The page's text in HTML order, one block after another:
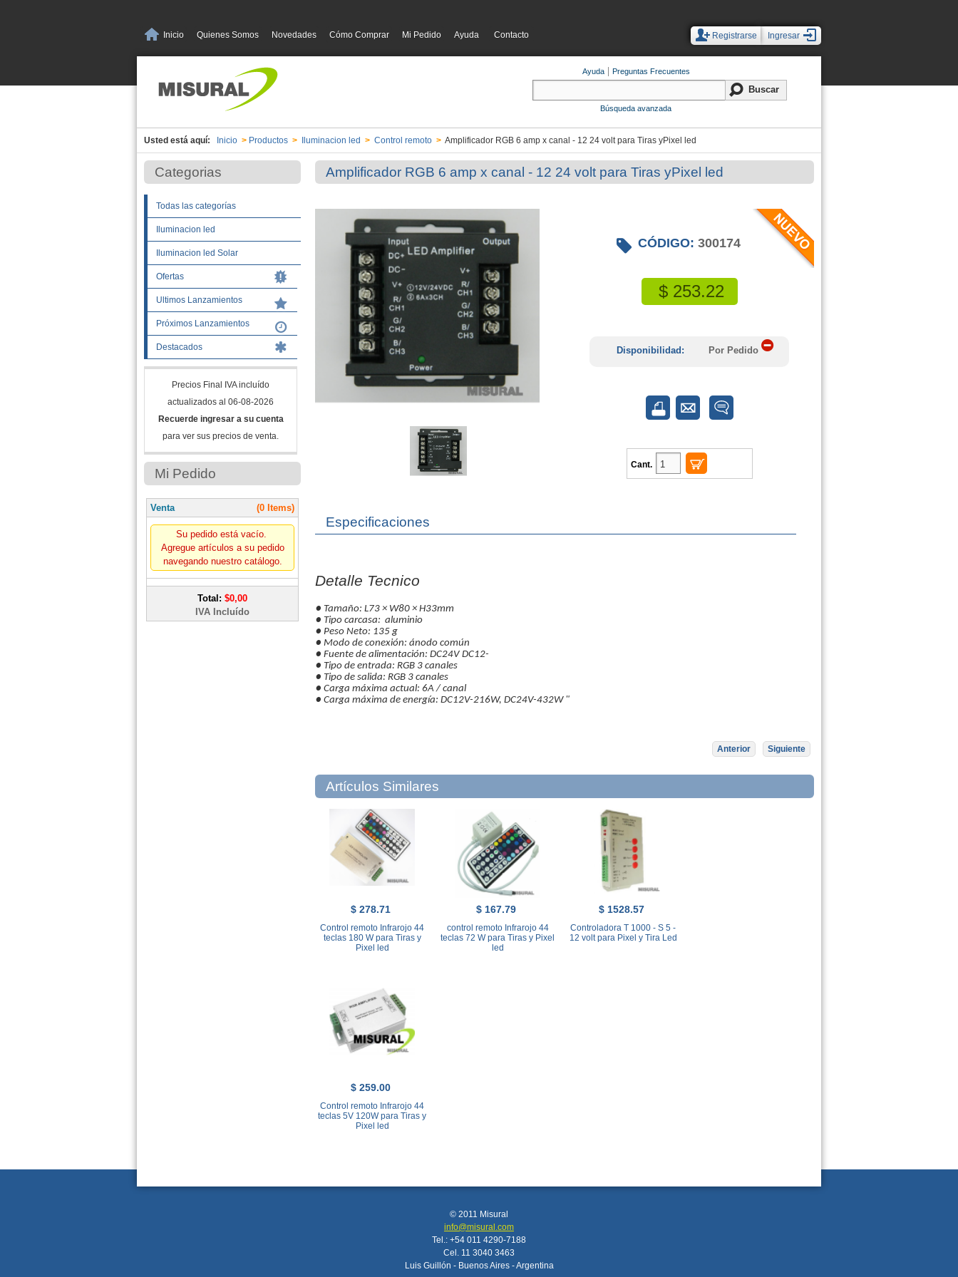
Inicio Quienes Somos Novedades Cómo Comprar Mi Pedido Ayuda Contacto Ingresar
Registrarse
Ayuda Preguntas Frecuentes
Búsqueda avanzada
Usted está aquí: Inicio > Productos > Iluminacion led > Control remoto > Amplificador RGB 6 amp x canal - 12 24 volt para Tiras yPixel led
Categorias
Todas las categorías
Iluminacion led
Iluminacion led Solar
Ofertas
Ultimos Lanzamientos
Próximos Lanzamientos
Destacados
Precios Final IVA incluído
actualizados al 06-08-2026
Recuerde ingresar a su cuenta
para ver sus precios de venta.
Mi Pedido
Venta (0 Items)
Total: $0,00
IVA Incluído
Su pedido está vacío.
Agregue artículos a su pedido
navegando nuestro catálogo.
Amplificador RGB 6 amp x canal - 12 24 volt para Tiras yPixel led
CÓDIGO: 300174
$ 253.22
Disponibilidad: Por Pedido
Cant.
Especificaciones
Detalle Tecnico
● Tamaño: L73 × W80 × H33mm
● Tipo carcasa: aluminio
● Peso Neto: 135 g
● Modo de conexión: ánodo común
● Fuente de alimentación: DC24V DC12-
● Tipo de entrada: RGB 3 canales
● Tipo de salida: RGB 3 canales
● Carga máxima actual: 6A / canal
● Carga máxima de energía: DC12V-216W, DC24V-432W "
Siguiente
Anterior
Artículos Similares
Control remoto Infrarojo 44
teclas 180 W para Tiras y
Pixel led
$ 278.71
control remoto Infrarojo 44
teclas 72 W para Tiras y Pixel
led
$ 167.79
Controladora T 1000 - S 5 -
12 volt para Pixel y Tira Led
$ 1528.57
Control remoto Infrarojo 44
teclas 5V 120W para Tiras y
Pixel led
$ 259.00
© 2011 Misural
info@misural.com
Tel.: +54 011 4290-7188
Cel. 11 3040 3463
Luis Guillón - Buenos Aires - Argentina